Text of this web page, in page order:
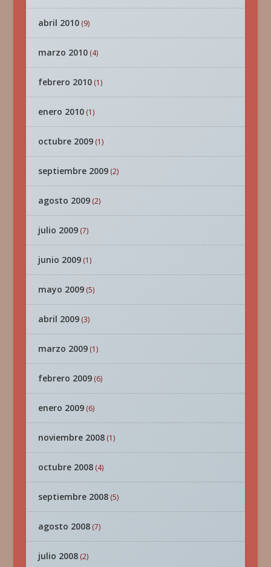
abril 2010(9)
marzo 2010(4)
febrero 2010(1)
enero 2010(1)
octubre 2009(1)
septiembre 2009(2)
agosto 2009(2)
julio 2009(7)
junio 2009(1)
mayo 2009(5)
abril 2009(3)
marzo 2009(1)
febrero 2009(6)
enero 2009(6)
noviembre 2008(1)
octubre 2008(4)
septiembre 2008(5)
agosto 2008(7)
julio 2008(2)